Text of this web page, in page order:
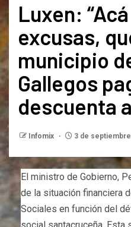
Luxen:
excusas,
municipio
Gallegos
descuenta
Infomix 3 de
El ministro de Gobierno,
de la situación financiera
Sociales en función del